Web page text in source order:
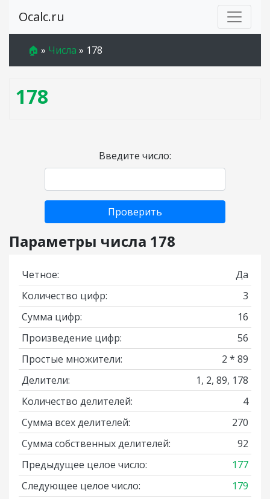
Ocalc.ru
🏠 » Числа » 178
178
Введите число:
Проверить
Параметры числа 178
Четное:
Да
Количество цифр:
3
Сумма цифр:
16
Произведение цифр:
56
Простые множители:
2 * 89
Делители:
1, 2, 89, 178
Количество делителей:
4
Сумма всех делителей:
270
Сумма собственных делителей:
92
Предыдущее целое число:
177
Следующее целое число:
179